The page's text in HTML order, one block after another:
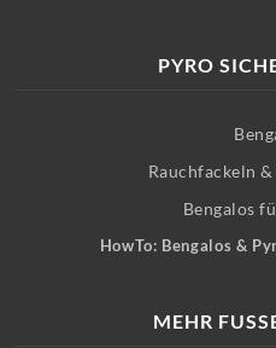
PYRO
Rauchfackeln
Bengalos
HowTo: Bengalos &
MEHR